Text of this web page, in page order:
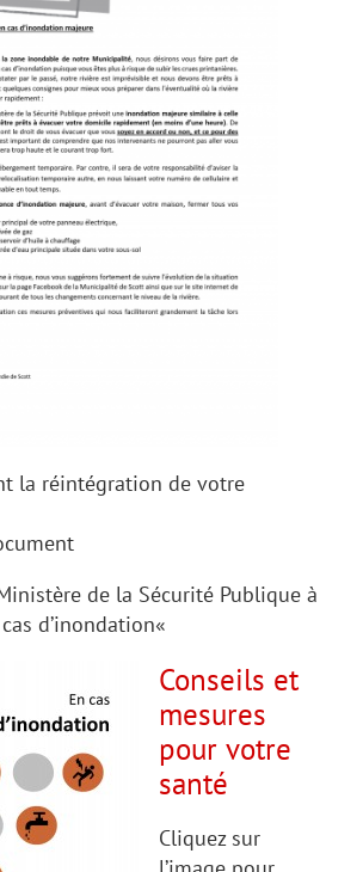
la réintégration de votre
de la Sécurité Publique à
d’inondation«
Conseils et
mesures
pour votre
santé
Cliquez sur